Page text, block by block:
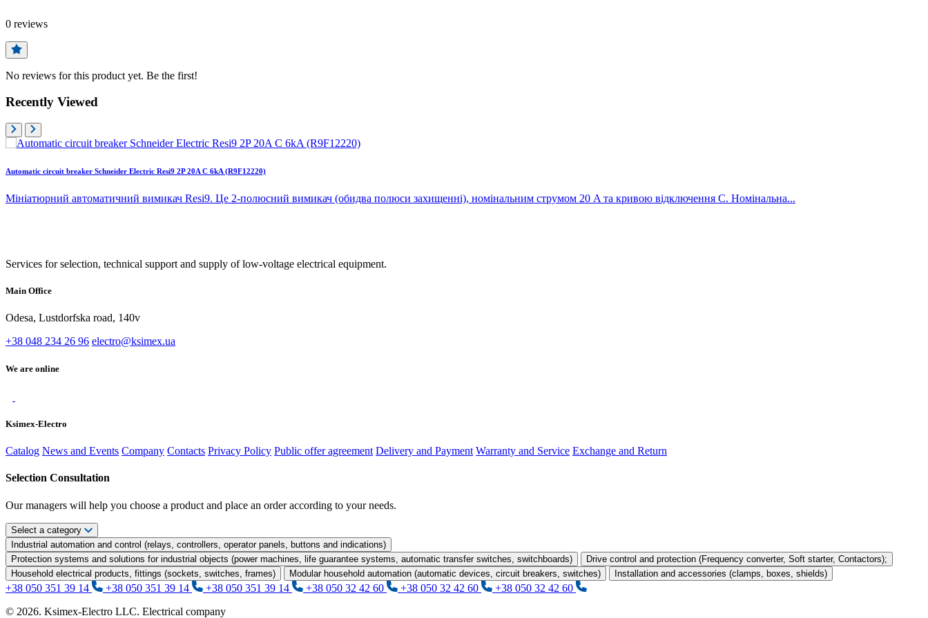
0 reviews
No reviews for this product yet. Be the first!
Recently Viewed
Automatic circuit breaker Schneider Electric Resi9 2P 20A C 6kA (R9F12220)
Мініатюрний автоматичний вимикач Resi9. Це 2-полюсний вимикач (обидва полюси захищенні), номінальним струмом 20 A та кривою відключення C. Номінальна...
Services for selection, technical support and supply of low-voltage electrical equipment.
Main Office
Odesa, Lustdorfska road, 140v
+38 048 234 26 96 electro@ksimex.ua
We are online
Ksimex-Electro
Catalog News and Events Company Contacts Privacy Policy Public offer agreement Delivery and Payment Warranty and Service Exchange and Return
Selection Consultation
Our managers will help you choose a product and place an order according to your needs.
Select a category
Industrial automation and control (relays, controllers, operator panels, buttons and indications)
Protection systems and solutions for industrial objects (power machines, life guarantee systems, automatic transfer switches, switchboards)
Drive control and protection (Frequency converter, Soft starter, Contactors);
Household electrical products, fittings (sockets, switches, frames)
Modular household automation (automatic devices, circuit breakers, switches) Installation and accessories (clamps, boxes, shields)
+38 050 351 39 14 +38 050 351 39 14 +38 050 351 39 14 +38 050 32 42 60 +38 050 32 42 60
+38 050 32 42 60
© 2026. Ksimex-Electro LLC. Electrical company